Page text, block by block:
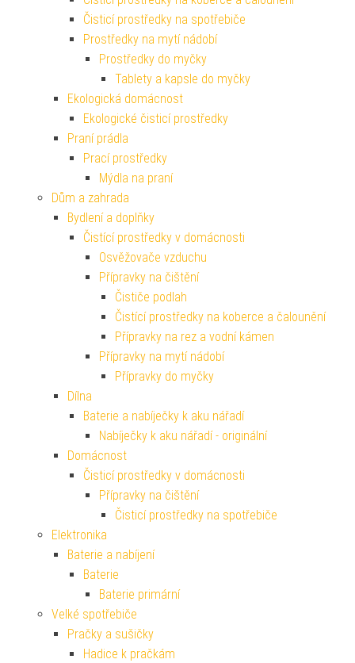
Čisticí prostředky na spotřebiče
Prostředky na mytí nádobí
Prostředky do myčky
Tablety a kapsle do myčky
Ekologická domácnost
Ekologické čisticí prostředky
Praní prádla
Prací prostředky
Mýdla na praní
Dům a zahrada
Bydlení a doplňky
Čistící prostředky v domácnosti
Osvěžovače vzduchu
Přípravky na čištění
Čističe podlah
Čistící prostředky na koberce a čalounění
Přípravky na rez a vodní kámen
Přípravky na mytí nádobí
Přípravky do myčky
Dílna
Baterie a nabíječky k aku nářadí
Nabíječky k aku nářadí - originální
Domácnost
Čisticí prostředky v domácnosti
Přípravky na čištění
Čisticí prostředky na spotřebiče
Elektronika
Baterie a nabíjení
Baterie
Baterie primární
Velké spotřebiče
Pračky a sušičky
Hadice k pračkám